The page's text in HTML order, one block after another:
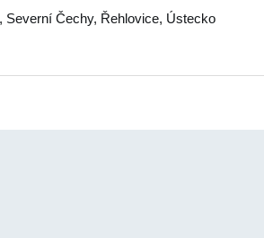
, Severní Čechy, Řehlovice, Ústecko